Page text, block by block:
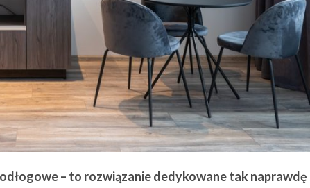
– to rozwiązanie dedykowane tak naprawdę